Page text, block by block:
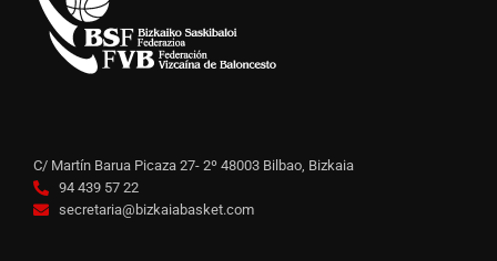
C/ Martín Barua Picaza 27- 2º 48003 Bilbao, Bizkaia
94 439 57 22
secretaria@bizkaiabasket.com